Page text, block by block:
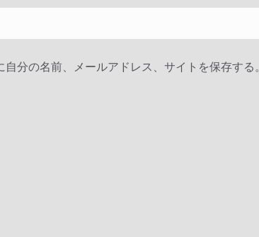
分の名前、メールアドレス、サイトを保存する。